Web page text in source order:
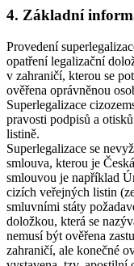
4. Základní
Provedení
opatření legalizační
v zahraničí, kterou se
ověřena oprávněnou
Superlegalizace
pravosti podpisů a
listině.
Superlegalizace se
smlouva, kterou je
smlouvou je například
cizích veřejných listin
smluvními státy
doložkou, která se
nemusí být ověřena
zahraničí, ale konečné